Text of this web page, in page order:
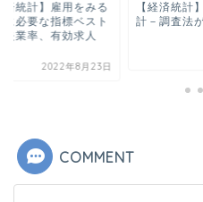
済統計】雇用をみる
に必要な指標ベスト
失業率、有効求人
2022年8月23日
【経済統計
計－調査法
COMMENT